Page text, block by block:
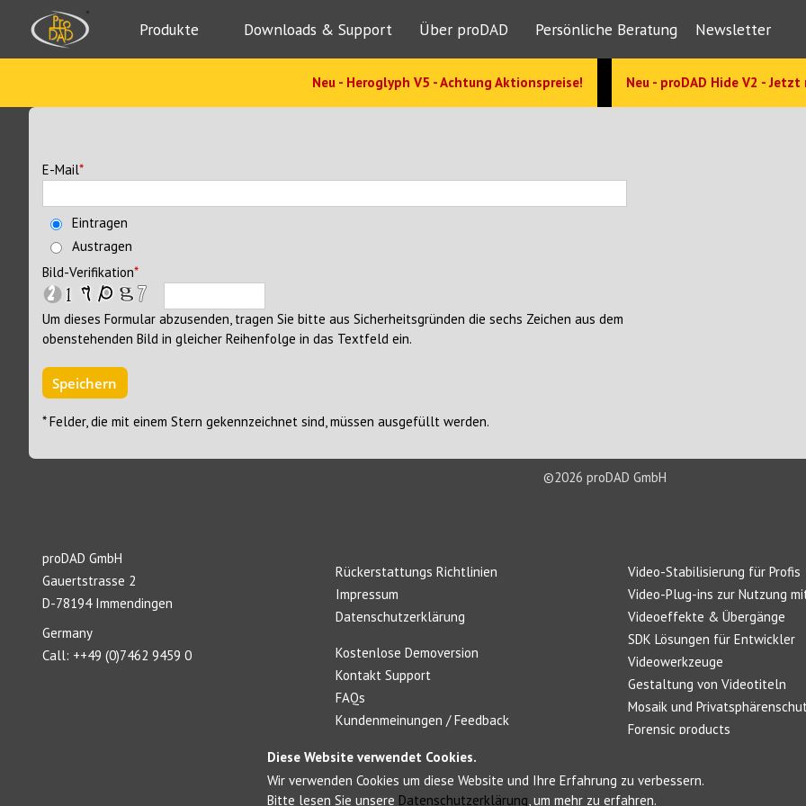
Produkte Downloads & Support Über proDAD Persönliche Beratung Newsletter
Neu - Heroglyph V5 - Achtung Aktionspreise! Neu - proDAD Hide V2 -
E-Mail*
Eintragen
Austragen
Bild-Verifikation*
Um dieses Formular abzusenden, tragen Sie bitte aus Sicherheitsgründen die sechs Zeichen aus dem
obenstehenden Bild in gleicher Reihenfolge in das Textfeld ein.
Speichern
* Felder, die mit einem Stern gekennzeichnet sind, müssen ausgefüllt werden.
©2026 proDAD GmbH
proDAD GmbH
Gauertstrasse 2
D-78194 Immendingen
Germany
Call: ++49 (0)7462 9459 0
Rückerstattungs Richtlinien
Impressum
Datenschutzerklärung
Kostenlose Demoversion
Kontakt Support
FAQs
Kundenmeinungen / Feedback
Video-Stabilisierung für Profis
Video-Plug-ins zur Nutzung
Videoeffekte & Übergänge
SDK Lösungen für Entwickler
Videowerkzeuge
Gestaltung von Videotiteln
Mosaik und
Forensic products
Diese Website verwendet Cookies.
Wir verwenden Cookies um diese Website und Ihre Erfahrung zu verbessern.
Bitte lesen Sie unsere Datenschutzerklärung , um mehr zu erfahren.